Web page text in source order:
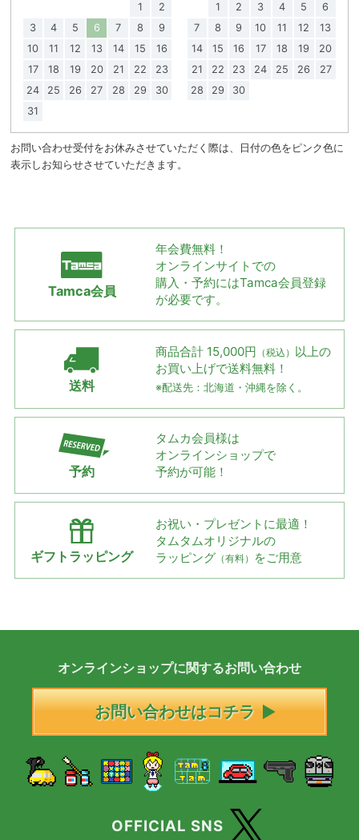
1
2
3
4 5 6 7 8
9
10
11 12 13 14 15
16
17
18 19 20 21 22
23
24
25 26 27 28 29
30
31
1
2 3 4 5
6
7
8 9 10 11 12
13
14
15 16 17 18 19
20
21
22 23 24 25 26
27
28
29 30
お問い合わせ受付をお休みさせていただく際は、日付の色をピンク色に
表示しお知らせさせていただきます。
Tamca会員
年会費無料！
オンラインサイトでの
購入・予約にはTamca会員登録
が必要です。
送料
商品合計 15,000円 （税込） 以上の
お買い上げで送料無料！
※配送先：北海道・沖縄を除く。
予約
タムカ会員様は
オンラインショップで
予約が可能！
ギフトラッピング
お祝い・プレゼントに最適！
タムタムオリジナルの
ラッピング （有料） をご用意
オンラインショップに関するお問い合わせ
お問い合わせはコチラ
OFFICIAL SNS